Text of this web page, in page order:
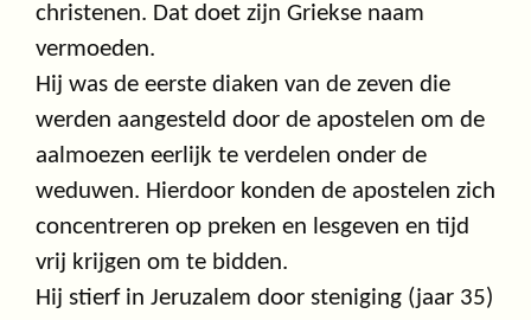
christenen. Dat doet zijn Griekse naam
vermoeden.
Hij was de eerste diaken van de zeven die
werden aangesteld door de apostelen om de
aalmoezen eerlijk te verdelen onder de
weduwen. Hierdoor konden de apostelen zich
concentreren op preken en lesgeven en tijd
vrij krijgen om te bidden.
Hij stierf in Jeruzalem door steniging (jaar 35)